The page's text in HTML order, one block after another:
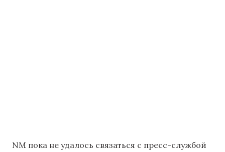
NM пока не удалось связаться с пресс-службой